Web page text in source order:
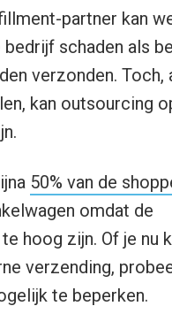
partner kan
bedrijf schaden als
verzonden. Toch,
kan outsourcing
50% van de
omdat de
hoog zijn. Of je nu
verzending,
te beperken.